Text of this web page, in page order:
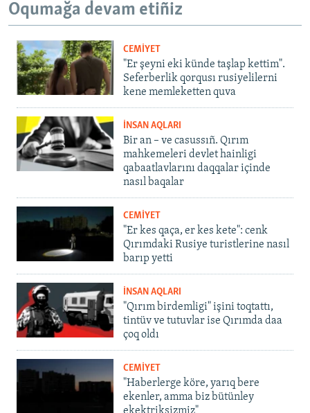
Oqumağa devam etiñiz
CEMİYET
"Er şeyni eki künde taşlap kettim".
Seferberlik qorqusı rusiyelilerni
kene memleketten quva
İNSAN AQLARI
Bir an – ve casussıñ. Qırım
mahkemeleri devlet hainligi
qabaatlavlarını daqqalar içinde
nasıl baqalar
CEMİYET
"Er kes qaça, er kes kete": cenk
Qırımdaki Rusiye turistlerine nasıl
barıp yetti
İNSAN AQLARI
"Qırım birdemligi" işini toqtattı,
tintüv ve tutuvlar ise Qırımda daa
çoq oldı
CEMİYET
"Haberlerge köre, yarıq bere
ekenler, amma biz bütünley